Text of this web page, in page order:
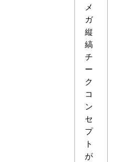
メ
ガ
縦
縞
チ
ー
ク
コ
ン
セ
プ
ト
が